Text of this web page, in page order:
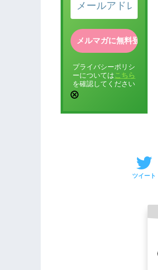
プライバシーポリシ
ーについては こちら
を確認してください
ツイート